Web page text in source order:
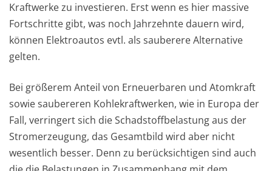
Kraftwerke zu investieren. Erst wenn es hier massive
Fortschritte gibt, was noch Jahrzehnte dauern wird,
können Elektroautos evtl. als sauberere Alternative
gelten.
Bei größerem Anteil von Erneuerbaren und Atomkraft
sowie saubereren Kohlekraftwerken, wie in Europa der
Fall, verringert sich die Schadstoffbelastung aus der
Stromerzeugung, das Gesamtbild wird aber nicht
wesentlich besser. Denn zu berücksichtigen sind auch